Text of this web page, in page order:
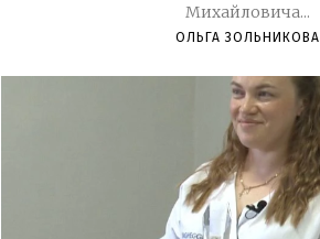
Михайловича...
ОЛЬГА ЗОЛЬНИКОВА